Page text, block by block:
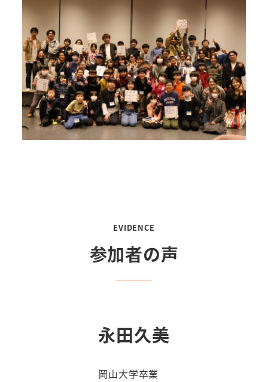
EVIDENCE
参加者の声
永田久美
岡山大学卒業